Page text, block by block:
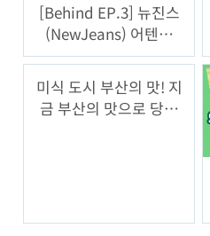
[Behind EP.3] 뉴진스
(NewJeans) 어텐션
(Attention) 낙조분수
Performance Full ver.
미방분은 덤이쥬~ㅣ#뉴
진스코드
미식 도시 부산의 맛! 지
금 부산의 맛으로 당신